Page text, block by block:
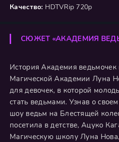
Качество: HDTVRip 720p
СЮЖЕТ «АКАДЕМИЯ
История Академия ведьмочек
Магической Академии Луна
для девочек, в которой
стать ведьмами. Узнав о
шоу ведьм на Блестящей
посетила в детстве, Ацуко
Магическую школу Луна